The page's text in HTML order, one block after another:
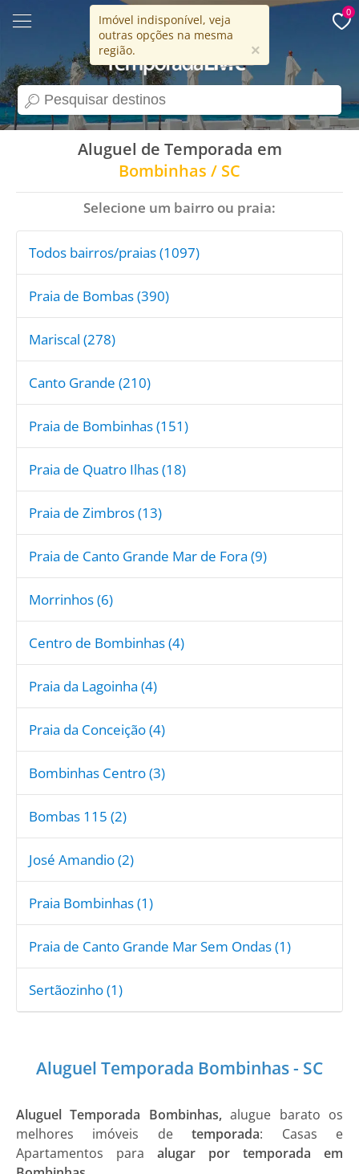
search
15 anos
0
Imóvel indisponível, veja
outras opções na mesma
região.
×
Aluguel de Temporada em
Bombinhas / SC
Selecione um bairro ou praia:
Todos bairros/praias (1097)
Praia de Bombas (390)
Mariscal (278)
Canto Grande (210)
Praia de Bombinhas (151)
Praia de Quatro Ilhas (18)
Praia de Zimbros (13)
Praia de Canto Grande Mar de Fora (9)
Morrinhos (6)
Centro de Bombinhas (4)
Praia da Lagoinha (4)
Praia da Conceição (4)
Bombinhas Centro (3)
Bombas 115 (2)
José Amandio (2)
Praia Bombinhas (1)
Praia de Canto Grande Mar Sem Ondas (1)
Sertãozinho (1)
Aluguel Temporada Bombinhas - SC
Aluguel Temporada Bombinhas,alugue barato os
melhores imóveis detemporada: Casas e
Apartamentos para alugar por temporada em